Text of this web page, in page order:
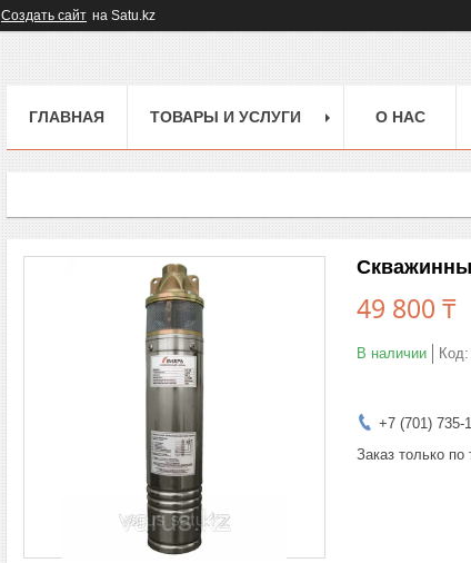
Создать сайт на Satu.kz
ГЛАВНАЯ ТОВАРЫ И УСЛУГИ О НАС
49 800 ₸
В наличии Код:
+7 (701) 735-
Заказ только